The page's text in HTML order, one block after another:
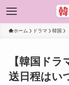
ホーム ドラマ 韓国
【韓国ド
送日程はい